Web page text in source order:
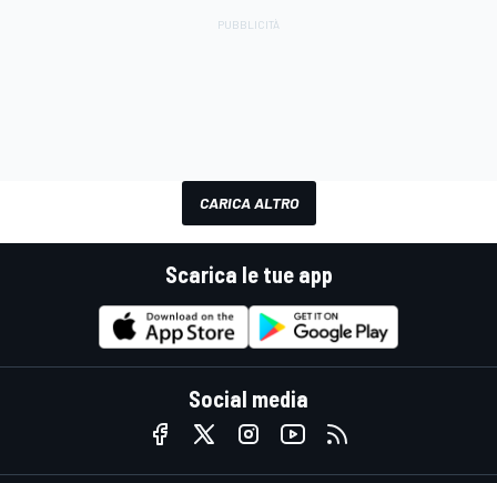
CARICA ALTRO
Scarica le tue app
Social media